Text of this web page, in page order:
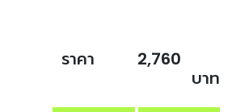
ราคา
2,760
บาท